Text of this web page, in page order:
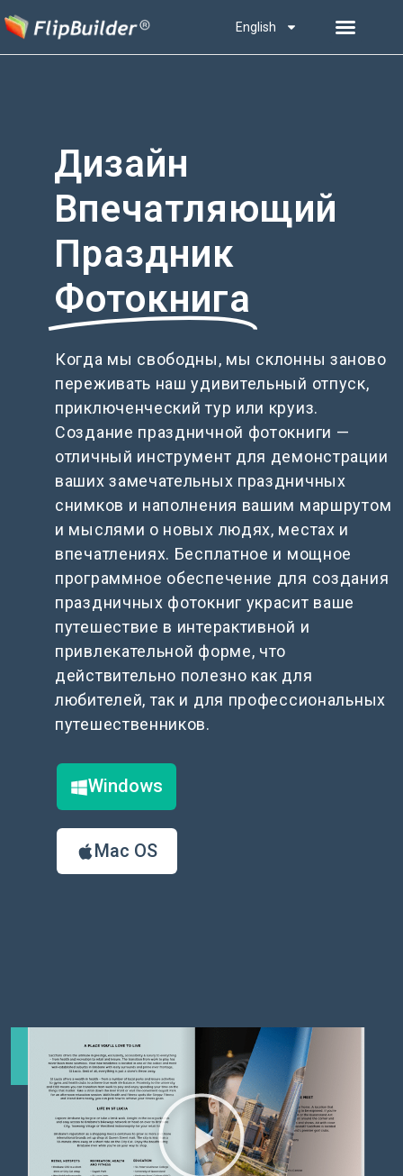
English
Дизайн
Впечатляющий
Праздник
Фотокнига
Когда мы свободны, мы склонны заново
переживать наш удивительный отпуск,
приключенческий тур или круиз.
Создание праздничной фотокниги —
отличный инструмент для демонстрации
ваших замечательных праздничных
снимков и наполнения вашим маршрутом
и мыслями о новых людях, местах и
впечатлениях. Бесплатное и мощное
программное обеспечение для создания
праздничных фотокниг украсит ваше
путешествие в интерактивной и
привлекательной форме, что
действительно полезно как для
любителей, так и для профессиональных
путешественников.
Windows
Mac OS